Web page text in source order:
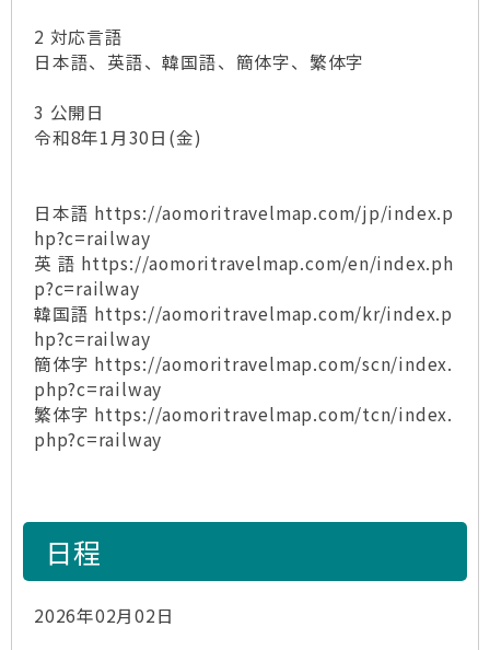
2 対応言語
日本語、英語、韓国語、簡体字、繁体字
3 公開日
令和8年1月30日(金)
日本語 https://aomoritravelmap.com/jp/index.p
hp?c=railway
英 語 https://aomoritravelmap.com/en/index.ph
p?c=railway
韓国語 https://aomoritravelmap.com/kr/index.p
hp?c=railway
簡体字 https://aomoritravelmap.com/scn/index.
php?c=railway
繁体字 https://aomoritravelmap.com/tcn/index.
php?c=railway
日程
2026年02月02日